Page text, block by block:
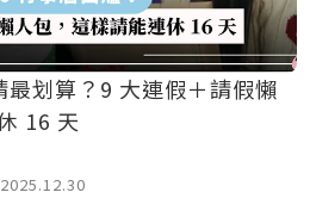
划算？9 大連假＋請假懶
16 天
2025.12.30